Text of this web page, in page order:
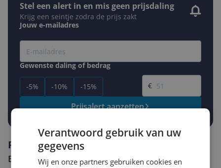
Stel een alert in en mis geen prijsdaling
Krijg een seintje zodra de prijs zakt
Jouw e-mailadres
Gewenste daling of bedrag
-5% -10% -15%
Gewenste prijs
€
Prijsalert aanzetten
Reviews
Er zijn nog geen reviews geschreven
Verantwoord gebruik van uw
gegevens
Wij en onze partners gebruiken cookies en